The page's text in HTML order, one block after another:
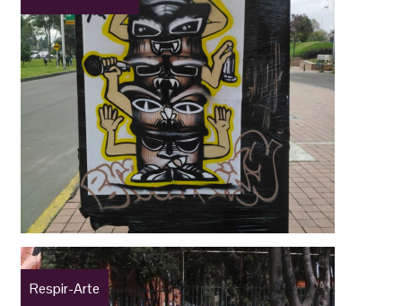
Respir-Arte